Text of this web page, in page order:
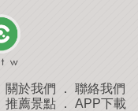
關於我們 ． 聯絡我們
推薦景點． APP下載